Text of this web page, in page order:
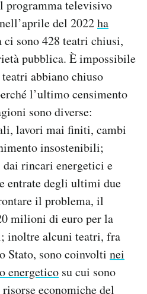
programma televisivo
del 2022ha
sono 428 teatri chiusi,
pubblica. È impossibile
abbiano chiuso
l’ultimo censimento
sono diverse:
lavori mai finiti, cambi
insostenibili;
rincari energetici e
entrate degli ultimi due
il problema, il
milioni di euro per la
inoltre alcuni teatri, fra
Stato, sono coinvolti nei
energetico su cui sono
economiche del